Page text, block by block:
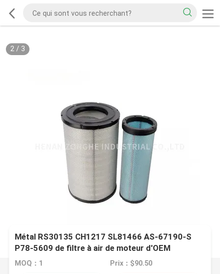
2/ 3
Métal RS30135 CH1217 SL81466 AS-67190-S
P78-5609 de filtre à air de moteur d'OEM
MOQ：1 Prix：$90.50